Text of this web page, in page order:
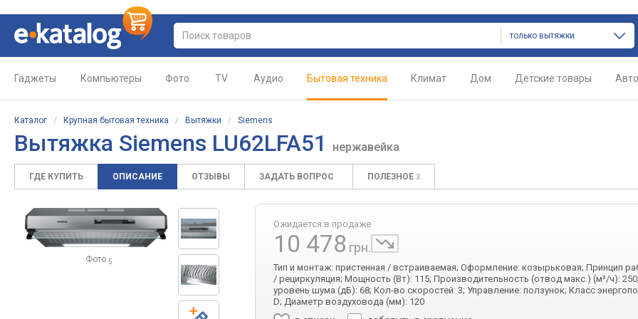
только вытяжки
Гаджеты Компьютеры Фото TV Аудио Бытовая техника Климат Дом Детские товары Авто
Каталог / Крупная бытовая техника / Вытяжки / Siemens
Вытяжка Siemens LU62LFA51 нержавейка
ГДЕ КУПИТЬ ОПИСАНИЕ ОТЗЫВЫ ЗАДАТЬ ВОПРОС ПОЛЕЗНОЕ 3
Фото 5
Ожидается в продаже
10 478 грн.
Тип и монтаж: пристенная / встраиваемая; Оформление: козырьковая; Принцип
/ рециркуляция; Мощность (Вт): 115; Производительность (отвод макс.) (м³/ч):
уровень шума (дБ): 68; Кол-во скоростей: 3; Управление: ползунок; Класс
D; Диаметр воздуховода (мм): 120